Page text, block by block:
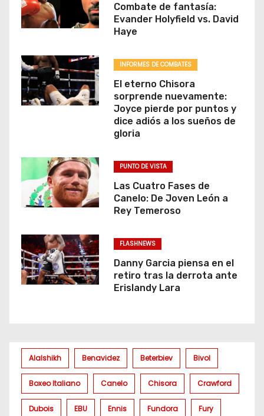
Combate de fantasía:
Evander Holyfield vs. David
Haye
INFORMES DE COMBATES
El eterno Chisora
sorprende nuevamente:
Joyce pierde por puntos y
dice adiós a los sueños de
gloria
PUNTO DE VISTA
Las Cuatro Fases de
Canelo: De Joven León a
Rey Temeroso
FLASHNEWS
Danny Garcia piensa en el
retiro tras la derrota ante
Erislandy Lara
Alalshikh Benavidez Beterbiev Bivol
Boxeo Italiano Canelo Chisora Crawford
Dubois EBU Ennis Fundora Fury